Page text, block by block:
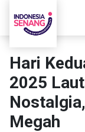
Hari
2025
Megah